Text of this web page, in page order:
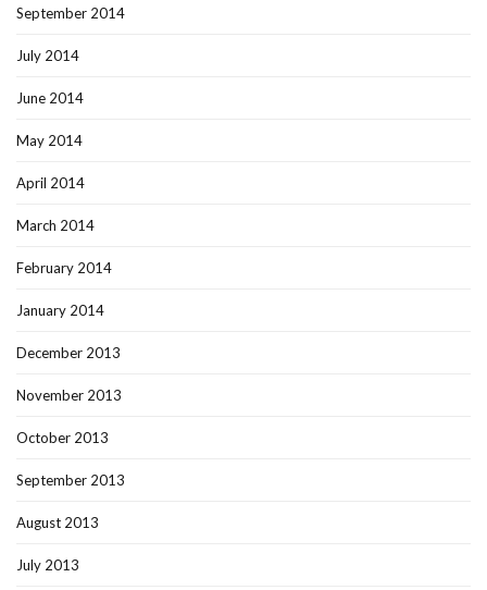
September 2014
July 2014
June 2014
May 2014
April 2014
March 2014
February 2014
January 2014
December 2013
November 2013
October 2013
September 2013
August 2013
July 2013